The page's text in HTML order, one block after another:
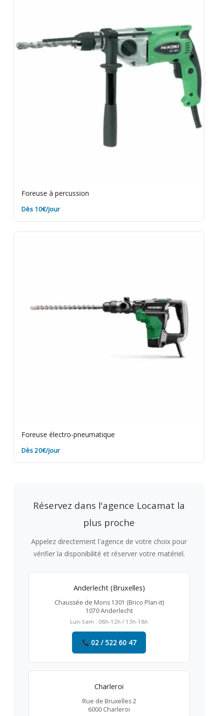
Foreuse à percussion
Dès 10€/jour
Foreuse électro-pneumatique
Dès 20€/jour
Réservez dans l'agence Locamat la
plus proche
Appelez directement l'agence de votre choix pour
vérifier la disponibilité et réserver votre matériel.
Anderlecht (Bruxelles)
Chaussée de Mons 1301 (Brico Plan-it)
1070 Anderlecht
Lun-Sam : 08h-12h / 13h-18h
02 / 522 60 47
Charleroi
Rue de Bruxelles 2
6000 Charleroi